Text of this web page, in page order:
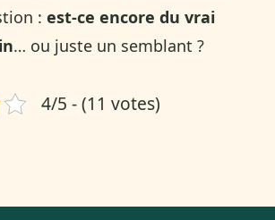
: est-ce encore du vrai
… ou juste un semblant ?
4/5 - (11 votes)